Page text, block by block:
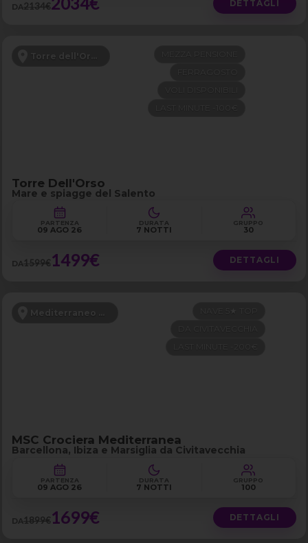
DA2134€ DETTAGLI
Torre dell'Orso - Puglia
Torre Dell'Orso
Mare e spiagge del Salento
PARTENZA
09 AGO 26
DURATA
7 NOTTI
GRUPPO
30
DA1599€1499€ DETTAGLI
Mediterraneo Occidentale
NAVE 5★ TOP
MSC Crociera Mediterranea
Barcellona, Ibiza e Marsiglia da Civitavecchia
PARTENZA
09 AGO 26
DURATA
7 NOTTI
GRUPPO
100
DA1899€1699€ DETTAGLI